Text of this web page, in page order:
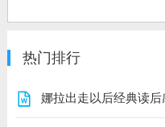
热门排行
娜拉出走以后经典读后